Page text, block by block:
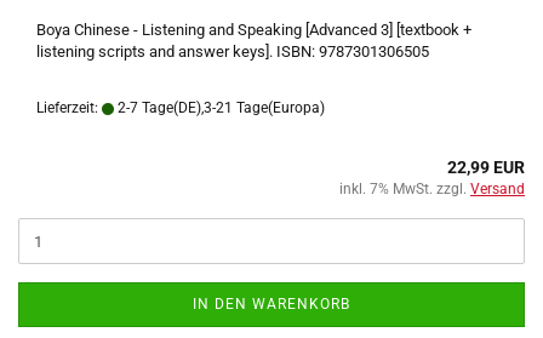
Boya Chinese - Listening and Speaking [Advanced 3] [textbook +
listening scripts and answer keys]. ISBN: 9787301306505
Lieferzeit: 2-7 Tage(DE),3-21 Tage(Europa)
22,99 EUR
inkl. 7% MwSt. zzgl. Versand
IN DEN WARENKORB